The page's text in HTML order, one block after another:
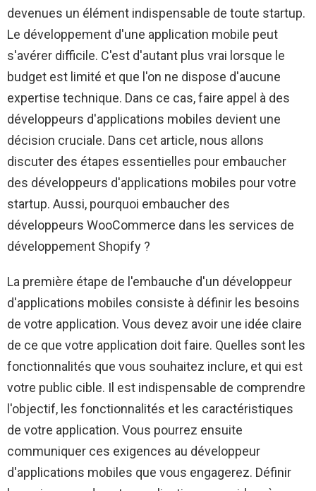
devenues un élément indispensable de toute startup.
Le développement d'une application mobile peut
s'avérer difficile. C'est d'autant plus vrai lorsque le
budget est limité et que l'on ne dispose d'aucune
expertise technique. Dans ce cas, faire appel à des
développeurs d'applications mobiles devient une
décision cruciale. Dans cet article, nous allons
discuter des étapes essentielles pour embaucher
des développeurs d'applications mobiles pour votre
startup. Aussi, pourquoi embaucher des
développeurs WooCommerce dans les services de
développement Shopify ?
La première étape de l'embauche d'un développeur
d'applications mobiles consiste à définir les besoins
de votre application. Vous devez avoir une idée claire
de ce que votre application doit faire. Quelles sont les
fonctionnalités que vous souhaitez inclure, et qui est
votre public cible. Il est indispensable de comprendre
l'objectif, les fonctionnalités et les caractéristiques
de votre application. Vous pourrez ensuite
communiquer ces exigences au développeur
d'applications mobiles que vous engagerez. Définir